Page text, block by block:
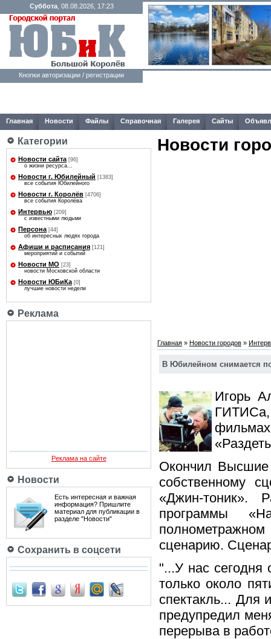
Суббота, 08.08.2026, 17:23
Кнопки авторизации / регистрации
Главная Новости Файлы Справочная Галерея Сайты
Категории
Новости сайта [96]
о жизни ресурса...
Новости г. Юбилейный [1383]
все события Юбилейного
Новости г. Королёв [4706]
все события Королёва
Интервью [209]
с известными людьми
Персона [44]
об интересных людях города
Афиши и расписания [121]
мероприятий и событий
Новости МО [23]
новости Московской области
Новости ЮБиКа [0]
лучшие новости недели
Реклама
Реклама на сайте
Новости
Есть интересная и важная
информация? Пришлите
материал для публикации в
разделе "Новости"
Сохранить в соцсети
Новости
Главная » Новости городов »
В Юбилейном снимается
Игорь
Окончил Высшие
собственному
«Джин-тоник».
программы
полнометражном
сценарию.
"...У нас сегодня
только около
спектакль... Для
предупредил
перерыва в